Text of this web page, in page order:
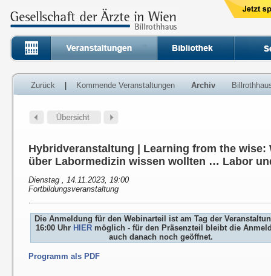
Zurück Kommende Veranstaltungen Archiv
Hybridveranstaltung | Learning from the wise:
über Labormedizin wissen wollten … Labor
Dienstag , 14.11.2023, 19:00
Fortbildungsveranstaltung
Die Anmeldung für den Webinarteil ist am Tag der
16:00 Uhr HIER möglich - für den Präsenzteil bleibt die
auch danach noch geöffnet.
Programm als PDF